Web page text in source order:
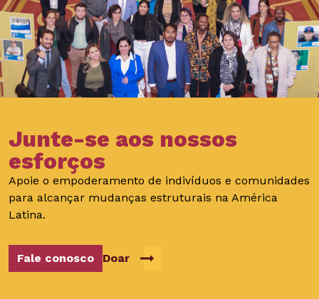
Junte-se aos nossos
esforços
Apoie o empoderamento de indivíduos e comunidades
para alcançar mudanças estruturais na América
Latina.
Fale conosco Doar